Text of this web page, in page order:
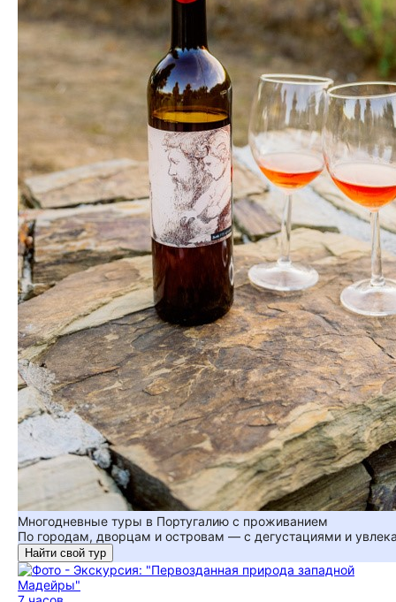
Многодневные туры в Португалию с проживанием
По городам, дворцам и островам — с дегустациями и
Найти свой тур